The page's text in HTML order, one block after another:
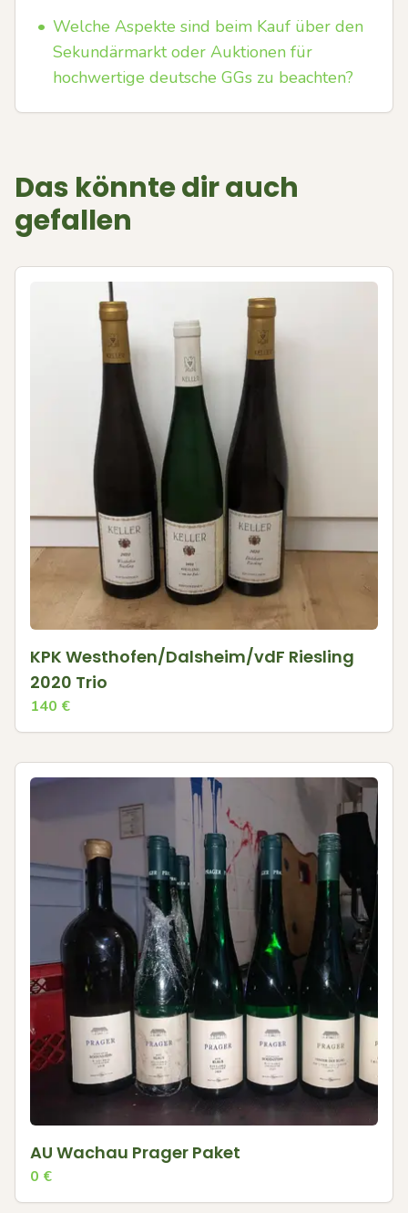
• Welche Aspekte sind beim Kauf über den
Sekundärmarkt oder Auktionen für
hochwertige deutsche GGs zu beachten?
Das könnte dir auch
gefallen
KPK Westhofen/Dalsheim/vdF Riesling
2020 Trio
140 €
AU Wachau Prager Paket
0 €